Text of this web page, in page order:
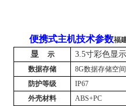
便携式主机技术参数福
显示 3.5寸彩色显
数据存储
8G数据存储空间
防护等级
IP67
外壳材料
ABS+PC